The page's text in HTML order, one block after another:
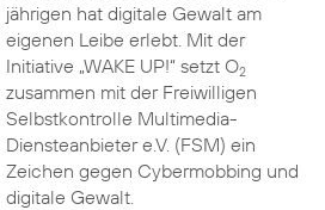
jährigen hat digitale Gewalt am
eigenen Leibe erlebt. Mit der
Initiative „WAKE UP!“ setzt O2
zusammen mit der Freiwilligen
Selbstkontrolle Multimedia-
Diensteanbieter e.V. (FSM) ein
Zeichen gegen Cybermobbing und
digitale Gewalt.